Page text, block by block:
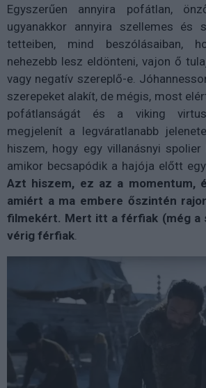
Egyszerűen annyira pofátlan,
ugyanakkor annyira szellemes és
tetteiben, mind beszólásaiban,
nehezebb lesz eldönteni, vajon ő
vagy negatív szereplő-e.
szerepeket alakít, de mégis, most
pofátlanságát és a viking
megjelenít a legváratlanabb
hiszem, hogy egy villanásnyi
amikor becsapódik a hajója előtt
Azt hiszem, ez az a momentum,
amiért a ma embere őszintén
filmekért. Mert itt a férfiak (még a
vérig férfiak.